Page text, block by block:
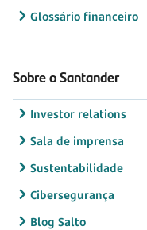
Glossário financeiro
Sobre o Santander
Investor relations
Sala de imprensa
Sustentabilidade
Cibersegurança
Blog Salto